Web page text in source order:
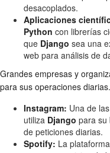
desacoplados.
Aplicaciones
Python con librerías
que Django sea una
web para análisis de
Grandes empresas y
para sus operaciones
Instagram: Una de
utiliza Django para su
de peticiones diarias.
Spotify: La